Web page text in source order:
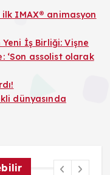
ilk IMAX® animasyon
İş Birliği: Vişne
‘Son assolist olarak
dünyasında